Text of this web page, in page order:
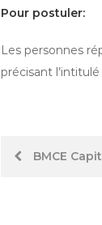
Pour postuler:
Les personnes
précisant
PostBMCE